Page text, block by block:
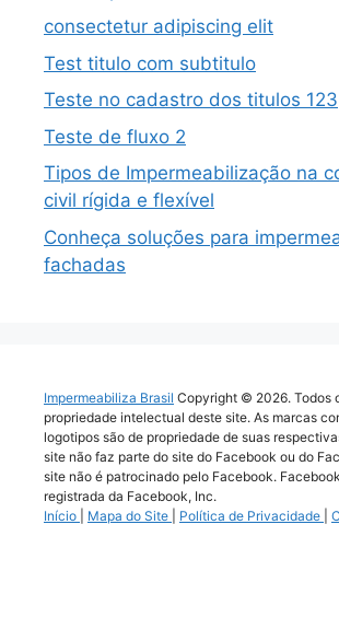
consectetur adipiscing elit
Test titulo com subtitulo
Teste no cadastro dos titulos 123
Teste de fluxo 2
Tipos de Impermeabilização na
civil rígida e flexível
Conheça soluções para
fachadas
Impermeabiliza Brasil Copyright © 2026. Todos
propriedade intelectual deste site. As marcas
logotipos são de propriedade de suas
site não faz parte do site do Facebook ou do
site não é patrocinado pelo Facebook.
registrada da Facebook, Inc.
Início
Mapa do Site Política de Privacidade